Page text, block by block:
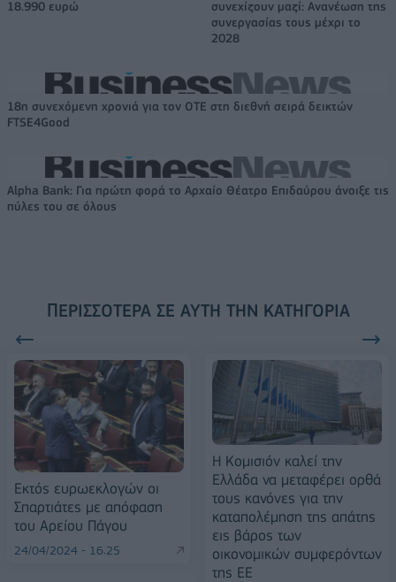
18.990 ευρώ
συνεχίζουν μαζί: Ανανέωση της
συνεργασίας τους μέχρι το
2028
18η συνεχόμενη χρονιά για τον ΟΤΕ στη διεθνή σειρά δεικτών
FTSE4Good
Alpha Bank: Για πρώτη φορά το Αρχαίο Θέατρο Επιδαύρου άνοιξε τις
πύλες του σε όλους
ΠΕΡΙΣΣΌΤΕΡΑ ΣΕ ΑΥΤΉ ΤΗΝ ΚΑΤΗΓΟΡΊΑ
Εκτός ευρωεκλογών οι
Σπαρτιάτες με απόφαση
του Αρείου Πάγου
24/04/2024 - 16:25
Η Κομισιόν καλεί την
Ελλάδα να μεταφέρει ορθά
τους κανόνες για την
καταπολέμηση της απάτης
εις βάρος των
οικονομικών συμφερόντων
της ΕΕ